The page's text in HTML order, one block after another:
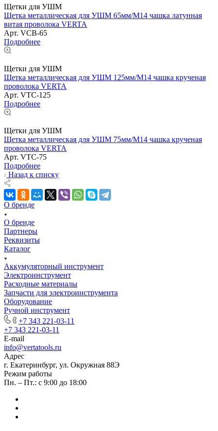
Щетки для УШМ
Щетка металлическая для УШМ 65мм/М14 чашка латунная
витая проволока VERTA
Арт. VCB-65
Подробнее
Щетки для УШМ
Щетка металлическая для УШМ 125мм/М14 чашка крученая
проволока VERTA
Арт. VTC-125
Подробнее
Щетки для УШМ
Щетка металлическая для УШМ 75мм/М14 чашка крученая
проволока VERTA
Арт. VTC-75
Подробнее
Назад к списку
О бренде
О бренде
Партнеры
Реквизиты
Каталог
Аккумуляторный инструмент
Электроинструмент
Расходные материалы
Запчасти для электроинструмента
Оборудование
Ручной инструмент
+7 343 221-03-11
+7 343 221-03-11
E-mail
info@vertatools.ru
Адрес
г. Екатеринбург, ул. Окружная 88Э
Режим работы
Пн. – Пт.: с 9:00 до 18:00